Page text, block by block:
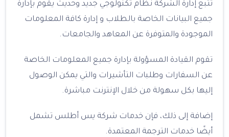
تتبع إدارة الشركة نظام تكنولوجي جديد وحديث يقوم بإدارة
جميع البيانات الخاصة بالطلاب و إدارة كافة المعلومات
الموجودة والمتوفرة عن المعاهد والجامعات.
تقوم القيادة المسؤولة بإدارة جميع المعلومات الخاصة
عن السفارات وطلبات التأشيرات والتي يمكن الوصول
إليها بكل سهولة من خلال الإنترنت مباشرة.
إضافة إلى ذلك، فإن خدمات شركة يس أطلس تشمل
أيضًا خدمات الترجمة المعتمدة.